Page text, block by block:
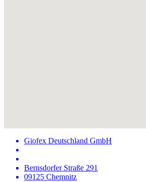
Giofex Deutschland GmbH
Bernsdorfer Straße 291
09125 Chemnitz